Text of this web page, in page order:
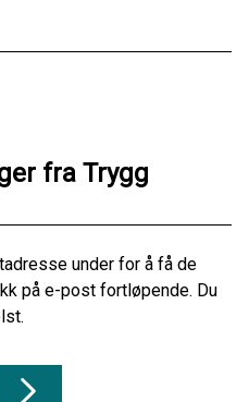
fra Trygg
under for å få de
på e-post fortløpende. Du